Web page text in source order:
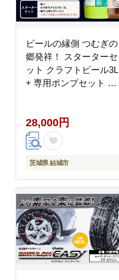
ビールの縁側 つむぎの
郷発祥！ スターターセ
ット クラフトビール3L
+ 専用ポンプセット 株
除く)》茨城県 結城市
クラフトビール お酒 酒
ポップ 結城市産---
yuki_mgi_1_3lp---
28,000円
茨城県 結城市